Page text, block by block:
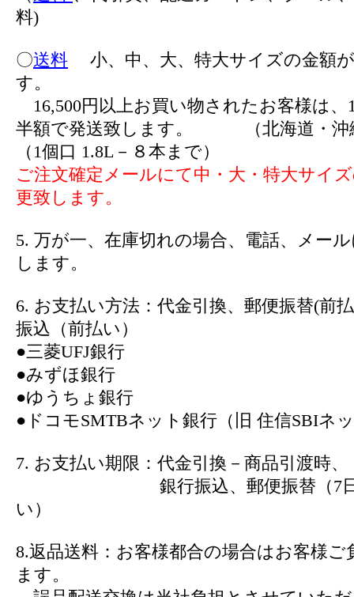
料)
〇送料 小、中、大、特大サイズの金額
す。
16,500円以上お買い物されたお客様は、
半額で発送致します。 （北海道・沖
（1個口 1.8L－８本まで）
ご注文確定メールにて中・大・特大サイ
更致します。
5. 万が一、在庫切れの場合、電話、メー
します。
6. お支払い方法：代金引換、郵便振替(前
振込（前払い）
●三菱UFJ銀行
●みずほ銀行
●ゆうちょ銀行
●ドコモSMTBネット銀行（旧 住信SBIネ
7. お支払い期限：代金引換－商品引渡時、
銀行振込、郵便振替（7日
い）
8.返品送料：お客様都合の場合はお客様ご
ます。